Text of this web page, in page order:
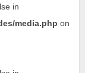
in
media.php on